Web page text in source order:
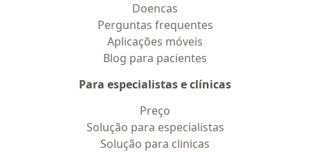
Doencas
Perguntas frequentes
Aplicações móveis
Blog para pacientes
Para especialistas e clínicas
Preço
Solução para especialistas
Solução para clinicas